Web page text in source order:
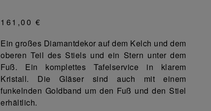
161,00 €
Ein großes Diamantdekor auf dem Kelch und dem
oberen Teil des Stiels und ein Stern unter dem
Fuß. Ein komplettes Tafelservice in klarem
Kristall. Die Gläser sind auch mit einem
funkelnden Goldband um den Fuß und den Stiel
erhältlich.